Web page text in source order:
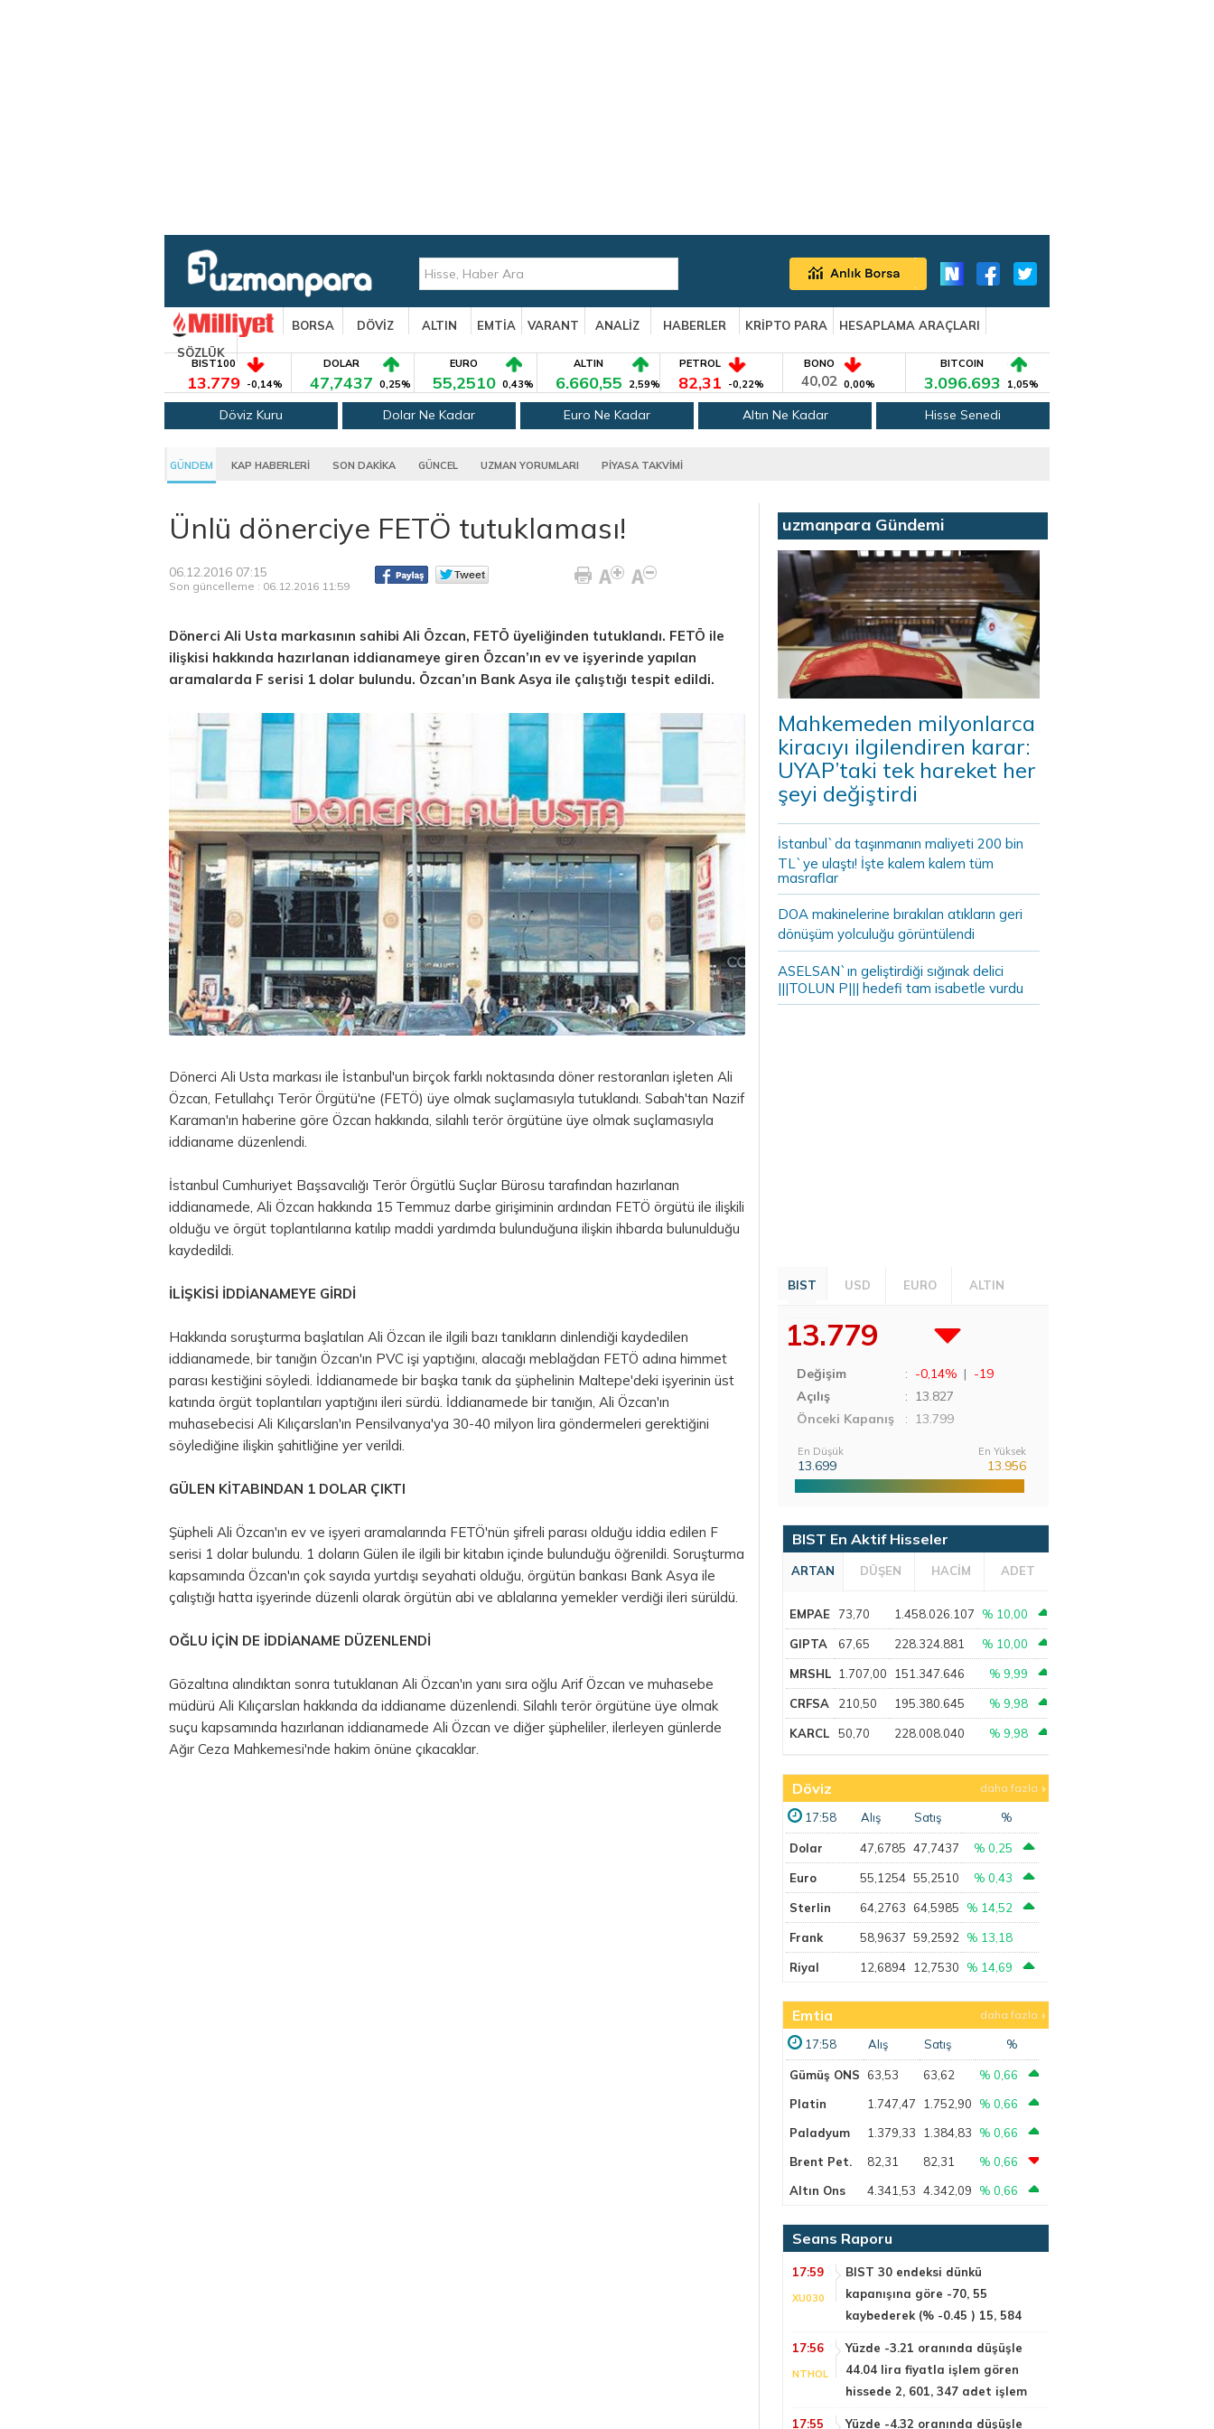
BORSA DÖVİZ ALTIN EMTİA VARANT ANALİZ HABERLER KRİPTO PARA
HESAPLAMA ARAÇLARI
SÖZLÜK
BIST100
13.779 -0,14%
DOLAR
47,7437 0,25%
EURO
55,2510 0,43%
ALTIN
6.660,55 2,59%
PETROL
82,31 -0,22%
BONO
40,02 0,00%
BITCOIN
3.096.693 1,05%
Döviz Kuru Dolar Ne Kadar Euro Ne Kadar Altın Ne Kadar Hisse Senedi
GÜNDEM KAP HABERLERİ SON DAKİKA GÜNCEL UZMAN YORUMLARI PİYASA TAKVİMİ
Ünlü dönerciye FETÖ tutuklaması!
06.12.2016 07:15
Son güncelleme : 06.12.2016 11:59
Dönerci Ali Usta markasının sahibi Ali Özcan, FETÖ üyeliğinden tutuklandı. FETÖ ile
ilişkisi hakkında hazırlanan iddianameye giren Özcan’ın ev ve işyerinde yapılan
aramalarda F serisi 1 dolar bulundu. Özcan’ın Bank Asya ile çalıştığı tespit edildi.
Dönerci Ali Usta markası ile İstanbul'un birçok farklı noktasında döner restoranları işleten Ali
Özcan, Fetullahçı Terör Örgütü'ne (FETÖ) üye olmak suçlamasıyla tutuklandı. Sabah'tan Nazif
Karaman'ın haberine göre Özcan hakkında, silahlı terör örgütüne üye olmak suçlamasıyla
iddianame düzenlendi.
İstanbul Cumhuriyet Başsavcılığı Terör Örgütlü Suçlar Bürosu tarafından hazırlanan
iddianamede, Ali Özcan hakkında 15 Temmuz darbe girişiminin ardından FETÖ örgütü ile ilişkili
olduğu ve örgüt toplantılarına katılıp maddi yardımda bulunduğuna ilişkin ihbarda bulunulduğu
kaydedildi.
İLİŞKİSİ İDDİANAMEYE GİRDİ
Hakkında soruşturma başlatılan Ali Özcan ile ilgili bazı tanıkların dinlendiği kaydedilen
iddianamede, bir tanığın Özcan'ın PVC işi yaptığını, alacağı meblağdan FETÖ adına himmet
parası kestiğini söyledi. İddianamede bir başka tanık da şüphelinin Maltepe'deki işyerinin üst
katında örgüt toplantıları yaptığını ileri sürdü. İddianamede bir tanığın, Ali Özcan'ın
muhasebecisi Ali Kılıçarslan'ın Pensilvanya'ya 30-40 milyon lira göndermeleri gerektiğini
söylediğine ilişkin şahitliğine yer verildi.
GÜLEN KİTABINDAN 1 DOLAR ÇIKTI
Şüpheli Ali Özcan'ın ev ve işyeri aramalarında FETÖ'nün şifreli parası olduğu iddia edilen F
serisi 1 dolar bulundu. 1 doların Gülen ile ilgili bir kitabın içinde bulunduğu öğrenildi. Soruşturma
kapsamında Özcan'ın çok sayıda yurtdışı seyahati olduğu, örgütün bankası Bank Asya ile
çalıştığı hatta işyerinde düzenli olarak örgütün abi ve ablalarına yemekler verdiği ileri sürüldü.
OĞLU İÇİN DE İDDİANAME DÜZENLENDİ
Gözaltına alındıktan sonra tutuklanan Ali Özcan'ın yanı sıra oğlu Arif Özcan ve muhasebe
müdürü Ali Kılıçarslan hakkında da iddianame düzenlendi. Silahlı terör örgütüne üye olmak
suçu kapsamında hazırlanan iddianamede Ali Özcan ve diğer şüpheliler, ilerleyen günlerde
Ağır Ceza Mahkemesi'nde hakim önüne çıkacaklar.
uzmanpara Gündemi
Mahkemeden milyonlarca
kiracıyı ilgilendiren karar:
UYAP’taki tek hareket her
şeyi değiştirdi
İstanbul`da taşınmanın maliyeti 200 bin
TL`ye ulaştı! İşte kalem kalem tüm
masraflar
DOA makinelerine bırakılan atıkların geri
dönüşüm yolculuğu görüntülendi
ASELSAN`ın geliştirdiği sığınak delici
|||TOLUN P||| hedefi tam isabetle vurdu
BIST USD EURO ALTIN
13.779
Değişim : -0,14% | -19
Açılış
: 13.827
Önceki Kapanış
: 13.799
En Düşük
13.699
En Yüksek
13.956
BIST En Aktif Hisseler
ARTAN DÜŞEN HACİM ADET
EMPAE 73,70 1.458.026.107 % 10,00
GIPTA 67,65 228.324.881 % 10,00
MRSHL 1.707,00 151.347.646 % 9,99
CRFSA 210,50 195.380.645 % 9,98
KARCL 50,70 228.008.040 % 9,98
Döviz daha fazla
17:58 Alış Satış %
Dolar 47,6785 47,7437 % 0,25
Euro 55,1254 55,2510 % 0,43
Sterlin 64,2763 64,5985 % 14,52
Frank 58,9637 59,2592 % 13,18
Riyal 12,6894 12,7530 % 14,69
Emtia daha fazla
17:58 Alış Satış %
Gümüş ONS 63,53 63,62
% 0,66
Platin
1.747,47 1.752,90
% 0,66
Paladyum
1.379,33 1.384,83
% 0,66
Brent Pet.
82,31 82,31
% 0,66
Altın Ons
4.341,53 4.342,09 % 0,66
Seans Raporu
17:59
XU030
BIST 30 endeksi dünkü
kapanışına göre -70, 55
kaybederek (% -0.45 ) 15, 584
17:56
NTHOL
Yüzde -3.21 oranında düşüşle
44.04 lira fiyatla işlem gören
hissede 2, 601, 347 adet işlem
17:55
Yüzde -4.32 oranında düşüşle